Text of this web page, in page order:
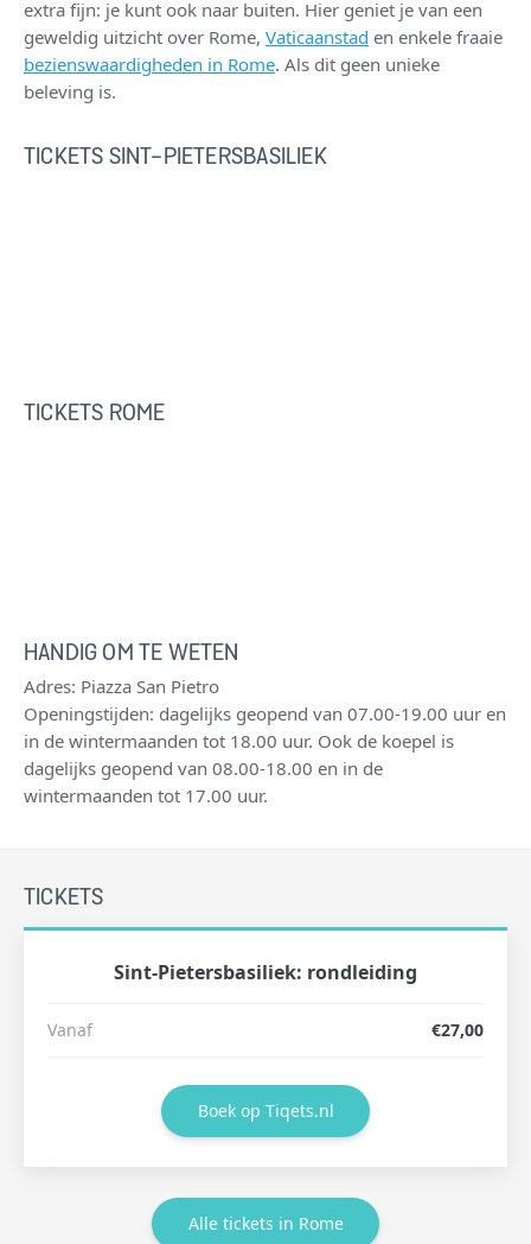
extra fijn: je kunt ook naar buiten. Hier geniet je van een
geweldig uitzicht over Rome, Vaticaanstad en enkele fraaie
bezienswaardigheden in Rome. Als dit geen unieke
beleving is.
TICKETS SINT-PIETERSBASILIEK
TICKETS ROME
HANDIG OM TE WETEN
Adres: Piazza San Pietro
Openingstijden: dagelijks geopend van 07.00-19.00 uur en
in de wintermaanden tot 18.00 uur. Ook de koepel is
dagelijks geopend van 08.00-18.00 en in de
wintermaanden tot 17.00 uur.
TICKETS
Sint-Pietersbasiliek: rondleiding
Vanaf €27,00
Boek op Tiqets.nl
Alle tickets in Rome